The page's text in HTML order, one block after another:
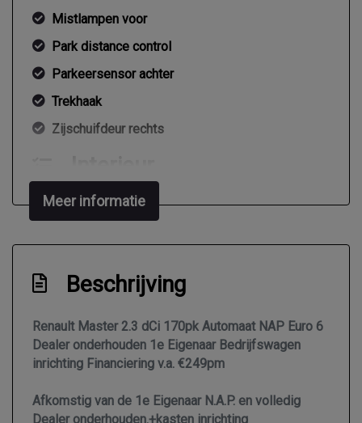
Mistlampen voor
Park distance control
Parkeersensor achter
Trekhaak
Zijschuifdeur rechts
2 zitplaatsen rechtsvoor
Bestuurdersstoel in hoogte verstelbaar
Lendesteun(en) verstelbaar
Middenarmsteun voor
Stuurbekrachtiging
Tussenschot volledig
Meer informatie
Beschrijving
Renault Master 2.3 dCi 170pk Automaat NAP Euro 6
Dealer onderhouden 1e Eigenaar Bedrijfswagen
inrichting Financiering v.a. €249pm
Afkomstig van de 1e Eigenaar N.A.P. en volledig
Dealer onderhouden.+kasten inrichting